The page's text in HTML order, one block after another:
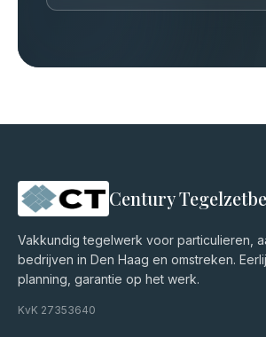
Century
Vakkundig tegelwerk voor particulieren,
bedrijven in Den Haag en omstreken.
planning, garantie op het werk.
KvK 27353640